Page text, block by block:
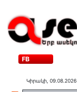
FB
Կիրակի, 09.08.2026